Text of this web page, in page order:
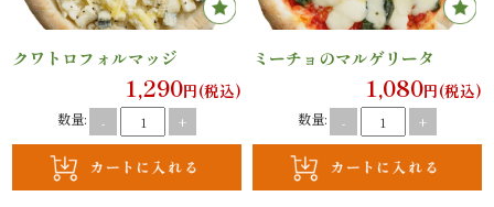
選
幕
の
クワトロフォルマッジ
1,290円(税込)
数量: - +
ミーチョのマルゲリータ
1,080円(税込)
数量: - +